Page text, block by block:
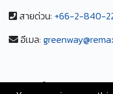
สายด่วน: +66-2-840-
อีเมล:
ไทย